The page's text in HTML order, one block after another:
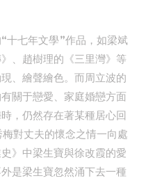
十七年文學”作品，如梁斌
、趙樹理的《三里灣》等
、繪聲繪色。而周立波的
關于戀愛、家庭婚戀方面
，仍然存在著某種居心回
對丈夫的懷念之情一向處
》中梁生寶與徐改霞的愛
是梁生寶忽然涌下去一種